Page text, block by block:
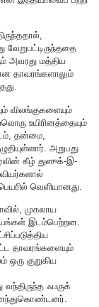
வேறுபட்டிருந்ததை
அவரது மத்திய
தாவரங்களாலும்
விலங்குகளையும்
உயிரினத்தையும்
தன்மை,
அறுபது
கீழ் துஸுக்-இ-
வெளியானது.
முகலாய
இடம்பெற்றன.
தாவரங்களையும்
குறுகிய
ஃபருக்